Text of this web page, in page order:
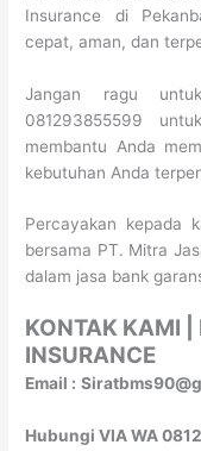
Insurance di
cepat, aman, dan
Jangan ragu
081293855599
membantu Anda
kebutuhan Anda
Percayakan kepada
bersama PT. Mitra
dalam jasa bank
KONTAK KAMI
INSURANCE
Email :
Hubungi VIA WA